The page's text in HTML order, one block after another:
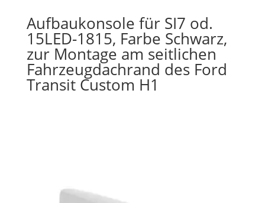
Aufbaukonsole für SI7 od.
15LED-1815, Farbe Schwarz,
zur Montage am seitlichen
Fahrzeugdachrand des Ford
Transit Custom H1